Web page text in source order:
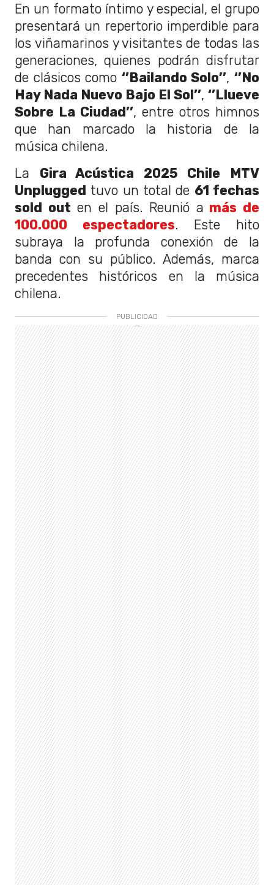
En un formato íntimo y especial, el grupo
presentará un repertorio imperdible para
los viñamarinos y visitantes de todas las
generaciones, quienes podrán disfrutar
de clásicos como ‘’Bailando Solo’’,‘’No
Hay Nada Nuevo Bajo El Sol’’, ‘’Llueve
Sobre La Ciudad’’, entre otros himnos
que han marcado la historia de la
música chilena.
La Gira Acústica 2025 Chile MTV
Unplugged tuvo un total de 61 fechas
sold out en el país. Reunió a más de
100.000 espectadores. Este hito
subraya la profunda conexión de la
banda con su público. Además, marca
precedentes históricos en la música
chilena.